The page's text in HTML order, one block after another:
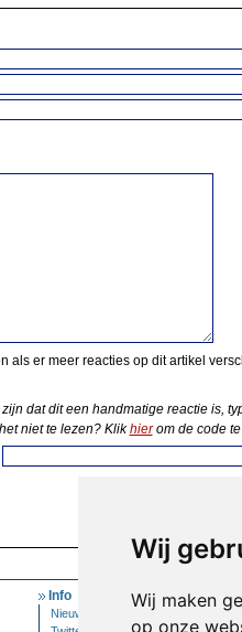
Wij
Wij maken
op onze
als er meer reacties op dit artikel
dat dit een handmatige reactie is,
niet te lezen? Klikhierom de code
Info
Nieuwsbrief